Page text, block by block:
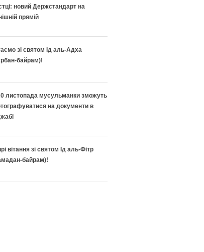
новий Держстандарт на
прямій
зі святом Ід аль-Адха
байрам)!
листопада мусульманки зможуть
на документи в
вітання зі святом Ід аль-Фітр
байрам)!